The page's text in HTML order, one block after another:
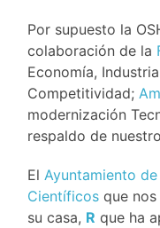
Por supuesto la
colaboración de la
Economía,
Competitividad;
modernización
respaldo de
El Ayuntamiento
Científicos que
su casa, R que ha